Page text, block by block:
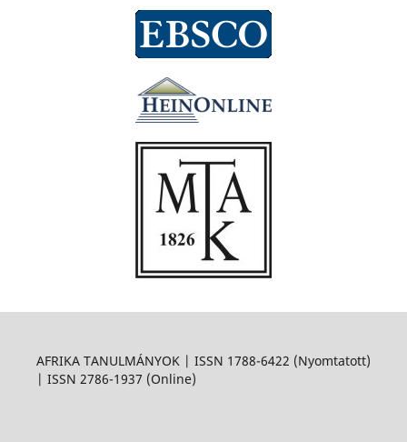
AFRIKA TANULMÁNYOK | ISSN 1788-6422 (Nyomtatott)
| ISSN 2786-1937 (Online)